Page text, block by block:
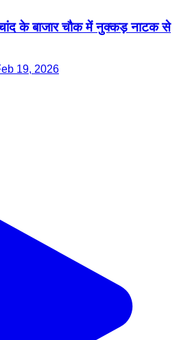
के बाजार चौक में नुक्कड़ नाटक से
19, 2026